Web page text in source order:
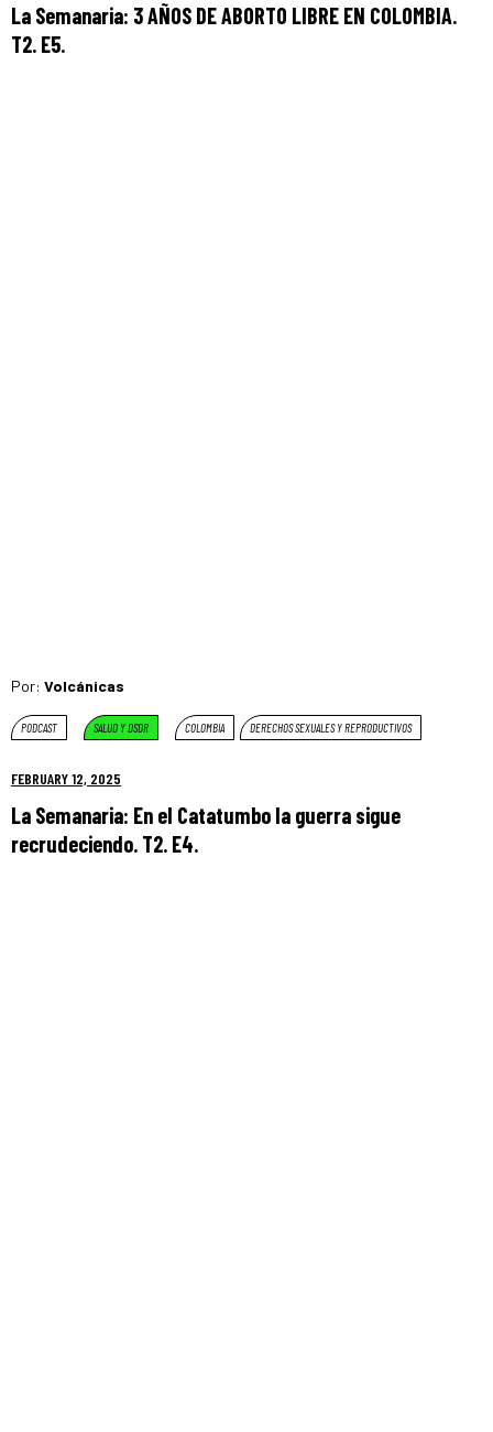
La Semanaria: 3 AÑOS DE ABORTO LIBRE EN COLOMBIA.
T2. E5.
Por: Volcánicas
PODCAST SALUD Y DSDR COLOMBIA DERECHOS SEXUALES Y REPRODUCTIVOS
FEBRUARY 12, 2025
La Semanaria: En el Catatumbo la guerra sigue
recrudeciendo. T2. E4.